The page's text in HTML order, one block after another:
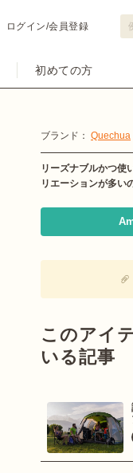
ログイン/会員登録
初めての方
ブランド： Quechua
リーズナブルかつ使
リエーションが多い
このアイ
いる記事